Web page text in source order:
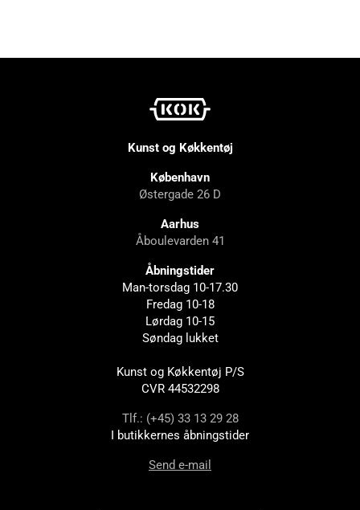
Kunst og Køkkentøj
København
Østergade 26 D
Aarhus
Åboulevarden 41
Åbningstider
Man-torsdag 10-17.30
Fredag 10-18
Lørdag 10-15
Søndag lukket
Kunst og Køkkentøj P/S
CVR 44532298
Tlf.: (+45) 33 13 29 28
I butikkernes åbningstider
Send e-mail